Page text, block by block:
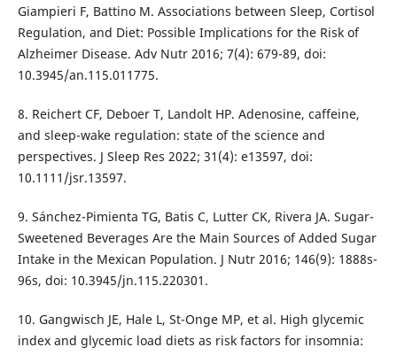
Giampieri F, Battino M. Associations between Sleep, Cortisol
Regulation, and Diet: Possible Implications for the Risk of
Alzheimer Disease. Adv Nutr 2016; 7(4): 679-89, doi:
10.3945/an.115.011775.
8. Reichert CF, Deboer T, Landolt HP. Adenosine, caffeine,
and sleep-wake regulation: state of the science and
perspectives. J Sleep Res 2022; 31(4): e13597, doi:
10.1111/jsr.13597.
9. Sánchez-Pimienta TG, Batis C, Lutter CK, Rivera JA. Sugar-
Sweetened Beverages Are the Main Sources of Added Sugar
Intake in the Mexican Population. J Nutr 2016; 146(9): 1888s-
96s, doi: 10.3945/jn.115.220301.
10. Gangwisch JE, Hale L, St-Onge MP, et al. High glycemic
index and glycemic load diets as risk factors for insomnia: